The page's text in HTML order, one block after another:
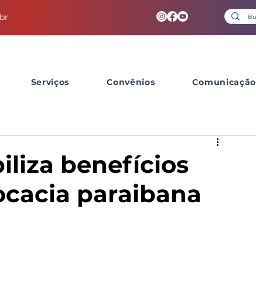
Serviços Convênios Comunicação
benefícios
paraibana